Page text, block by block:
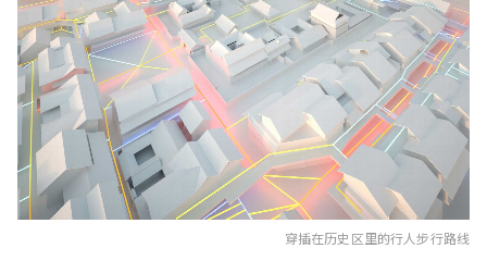
穿插在历史区里的行人步行路线